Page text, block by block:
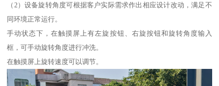
（2）设备旋转角度可根据客户实际需求作出相应设计改动，满足不
同环境正常运行。
手动状态下，在触摸屏上有左旋按钮、右旋按钮和旋转角度输入
框，可手动旋转角度进行冲洗。
在触摸屏上旋转速度可以调节。